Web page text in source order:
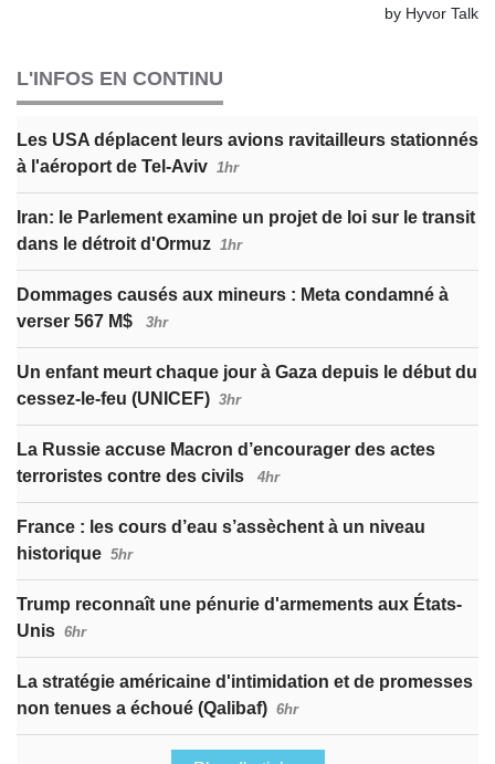
L'INFOS EN CONTINU
Les USA déplacent leurs avions ravitailleurs stationnés
à l'aéroport de Tel-Aviv 1hr
Iran: le Parlement examine un projet de loi sur le transit
dans le détroit d'Ormuz 1hr
Dommages causés aux mineurs : Meta condamné à
verser 567 M$
3hr
Un enfant meurt chaque jour à Gaza depuis le début du
cessez-le-feu (UNICEF) 3hr
La Russie accuse Macron d’encourager des actes
terroristes contre des civils
4hr
France : les cours d’eau s’assèchent à un niveau
historique 5hr
Trump reconnaît une pénurie d'armements aux États-
Unis 6hr
La stratégie américaine d'intimidation et de promesses
non tenues a échoué (Qalibaf) 6hr